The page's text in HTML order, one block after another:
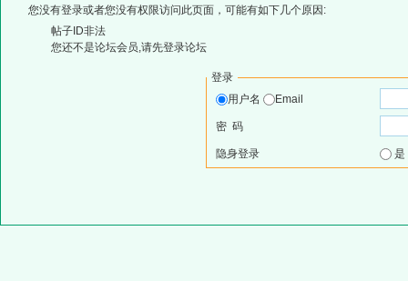
您没有登录或者您没有权限访问此页面，可能有如下几个原因:
帖子ID非法
您还不是论坛会员,请先登录论坛
登录
用户名
Email
密 码
隐身登录